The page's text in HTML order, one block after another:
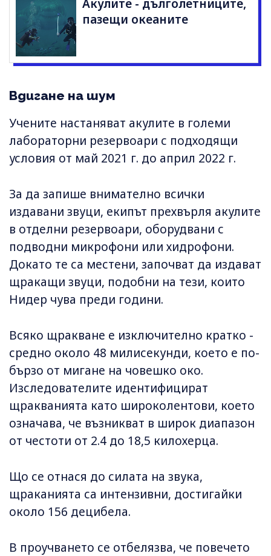
Акулите - дълголетниците,
пазещи океаните
Вдигане на шум
Учените настаняват акулите в големи
лабораторни резервоари с подходящи
условия от май 2021 г. до април 2022 г.
За да запише внимателно всички
издавани звуци, екипът прехвърля акулите
в отделни резервоари, оборудвани с
подводни микрофони или хидрофони.
Докато те са местени, започват да издават
щракащи звуци, подобни на тези, които
Нидер чува преди години.
Всяко щракване е изключително кратко -
средно около 48 милисекунди, което е по-
бързо от мигане на човешко око.
Изследователите идентифицират
щракванията като широколентови, което
означава, че възникват в широк диапазон
от честоти от 2.4 до 18,5 килохерца.
Що се отнася до силата на звука,
щраканията са интензивни, достигайки
около 156 децибела.
В проучването се отбелязва, че повечето